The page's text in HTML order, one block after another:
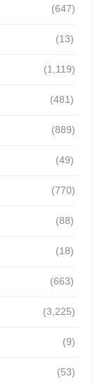
(647)
(13)
(1,119)
(481)
(889)
(49)
(770)
(88)
(18)
(663)
(3,225)
(9)
(53)